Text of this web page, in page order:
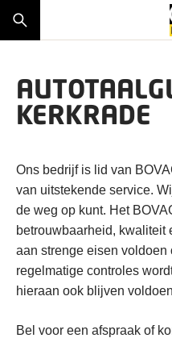
KERKRADE
Ons bedrijf is lid van
van uitstekende service.
de weg op kunt. Het
betrouwbaarheid, kwaliteit
aan strenge eisen voldoen
regelmatige controles
hieraan ook blijven
Bel voor een afspraak of